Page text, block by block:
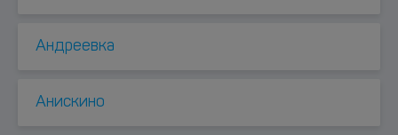
Андреевка
Анискино